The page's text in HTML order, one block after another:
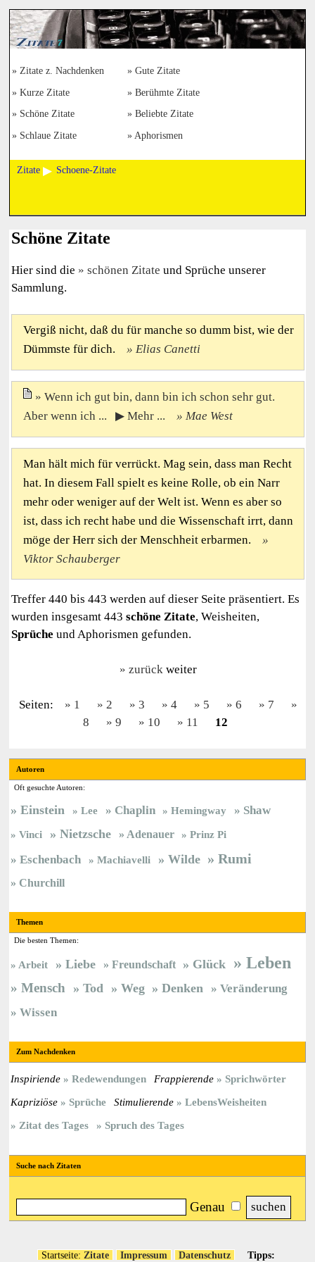
Zitate z. Nachdenken Gute Zitate
Kurze Zitate Berühmte Zitate
Schöne Zitate Beliebte Zitate
Schlaue Zitate Aphorismen
Zitate Schoene-Zitate
Schöne Zitate
Hier sind die schönen Zitate und Sprüche unserer
Sammlung.
Vergiß nicht, daß du für manche so dumm bist, wie der
Dümmste für dich.
Elias Canetti
Wenn ich gut bin, dann bin ich schon sehr gut.
Aber wenn ich ... ▶ Mehr ...
Mae West
Man hält mich für verrückt. Mag sein, dass man Recht
hat. In diesem Fall spielt es keine Rolle, ob ein Narr
mehr oder weniger auf der Welt ist. Wenn es aber so
ist, dass ich recht habe und die Wissenschaft irrt, dann
möge der Herr sich der Menschheit erbarmen.
Viktor Schauberger
Treffer 440 bis 443 werden auf dieser Seite präsentiert. Es
wurden insgesamt 443schöne Zitate, Weisheiten,
Sprüche und Aphorismen gefunden.
zurückweiter
Seiten: 1 2 3 4 5 6
7
8
9 10 11 12
Autoren
Oft gesuchte Autoren:
Einstein Lee Chaplin Hemingway Shaw
Vinci Nietzsche Adenauer Prinz Pi
Eschenbach Machiavelli Wilde Rumi
Churchill
Themen
Die besten Themen:
Arbeit Liebe Freundschaft Glück Leben
Mensch Tod Weg Denken
Veränderung
Wissen
Zum Nachdenken
Inspiriende Redewendungen Frappierende
Sprichwörter
Kapriziöse
Sprüche Stimulierende
LebensWeisheiten
Zitat des Tages
Spruch des Tages
Suche nach Zitaten
Genau
Startseite: Zitate Impressum Datenschutz Tipps: